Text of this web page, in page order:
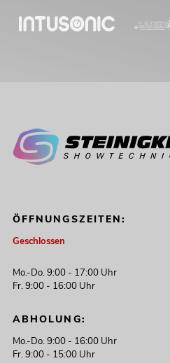
ÖFFNUNGSZEITEN:
Geschlossen
Mo.-Do. 9:00 - 17:00 Uhr
Fr. 9:00 - 16:00 Uhr
ABHOLUNG:
Mo.-Do. 9:00 - 16:00 Uhr
Fr. 9:00 - 15:00 Uhr